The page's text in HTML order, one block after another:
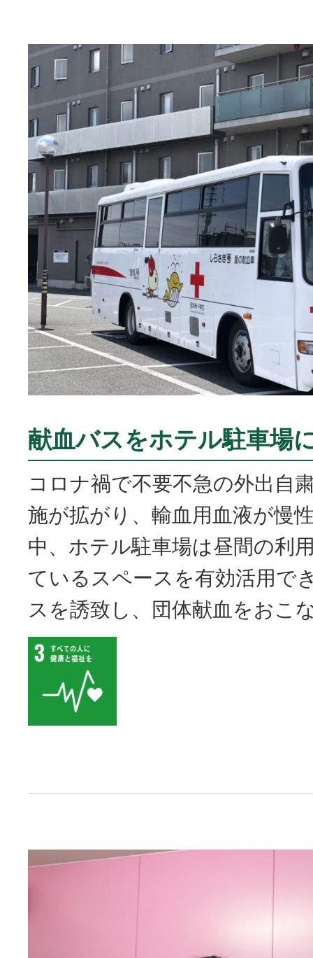
献血バスをホテル駐車場
コロナ禍で不要不急の外出自
施が拡がり、輸血用血液が慢
中、ホテル駐車場は昼間の利
ているスペースを有効活用で
スを誘致し、団体献血をおこ